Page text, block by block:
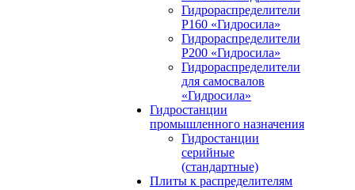
Гидрораспределители
Р160 «Гидросила»
Гидрораспределители
Р200 «Гидросила»
Гидрораспределители
для самосвалов
«Гидросила»
Гидростанции
промышленного назначения
Гидростанции
серийные
(стандартные)
Плиты к распределителям